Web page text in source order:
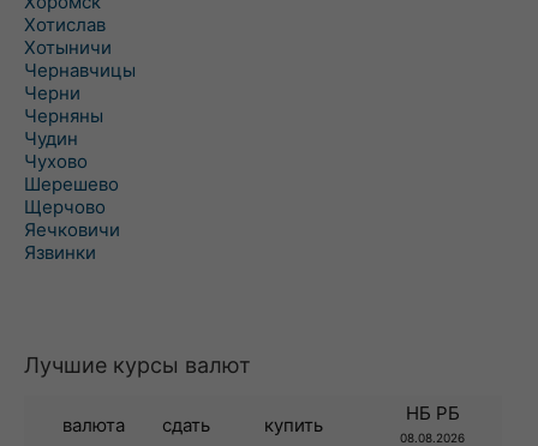
Хотислав
Хотыничи
Чернавчицы
Черни
Черняны
Чудин
Чухово
Шерешево
Щерчово
Яечковичи
Язвинки
Лучшие курсы валют
валюта сдать купить
НБ РБ
08.08.2026